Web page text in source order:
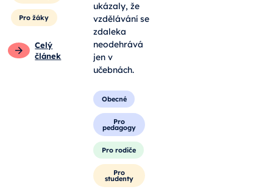
Pro žáky
Celý
článek
ukázaly, že
vzdělávání se
zdaleka
neodehrává
jen v
učebnách.
Obecné
Pro
pedagogy
Pro rodiče
Pro
studenty